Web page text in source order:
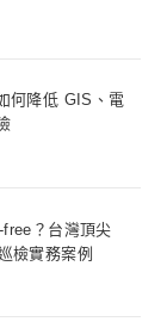
何降低 GIS、電
？台灣頂尖
檢實務案例